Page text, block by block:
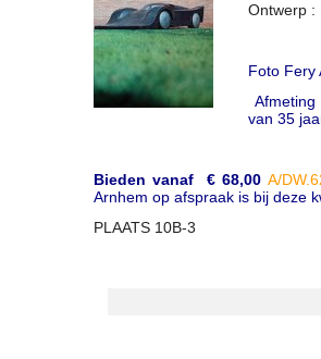
Ontwerp :
Foto Fery
van 35
Bieden vanaf € 68,00 A/
Arnhem op afspraak is bij deze
PLAATS 10B-3